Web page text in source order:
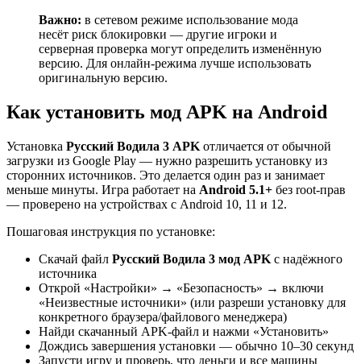
Важно: в сетевом режиме использование мода
несёт риск блокировки — другие игроки и
серверная проверка могут определить изменённую
версию. Для онлайн-режима лучше использовать
оригинальную версию.
Как установить мод APK на Android
Установка Русский Водила 3 APK отличается от обычной
загрузки из Google Play — нужно разрешить установку из
сторонних источников. Это делается один раз и занимает
меньше минуты. Игра работает на Android 5.1+ без root-прав
— проверено на устройствах с Android 10, 11 и 12.
Пошаговая инструкция по установке:
Скачай файл Русский Водила 3 мод APK с надёжного
источника
Открой «Настройки» → «Безопасность» → включи
«Неизвестные источники» (или разреши установку для
конкретного браузера/файлового менеджера)
Найди скачанный APK-файл и нажми «Установить»
Дождись завершения установки — обычно 10–30 секунд
Запусти игру и проверь, что деньги и все машины